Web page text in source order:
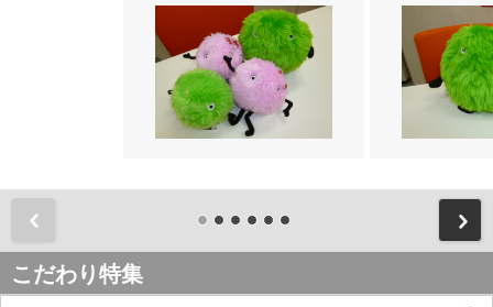
こだわり特集